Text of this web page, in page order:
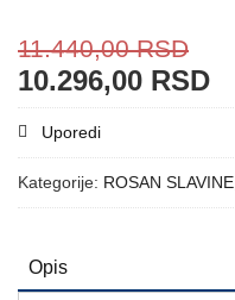
11.440,00RSD
10.296,00 RSD
Uporedi
Kategorije: ROSAN SLAVINE
Opis